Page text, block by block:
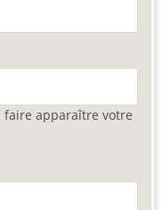
faire apparaître votre